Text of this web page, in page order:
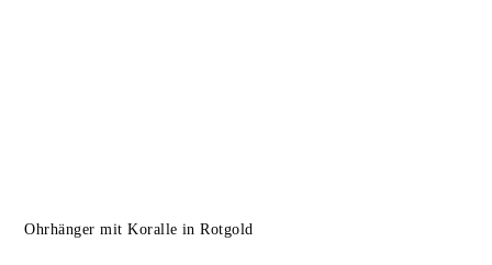
Ohrhänger mit Koralle in Rotgold